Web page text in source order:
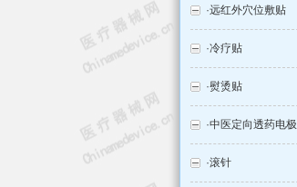
·远红外穴位敷贴
·冷疗贴
·熨烫贴
·中医定向透药电极
·滚针